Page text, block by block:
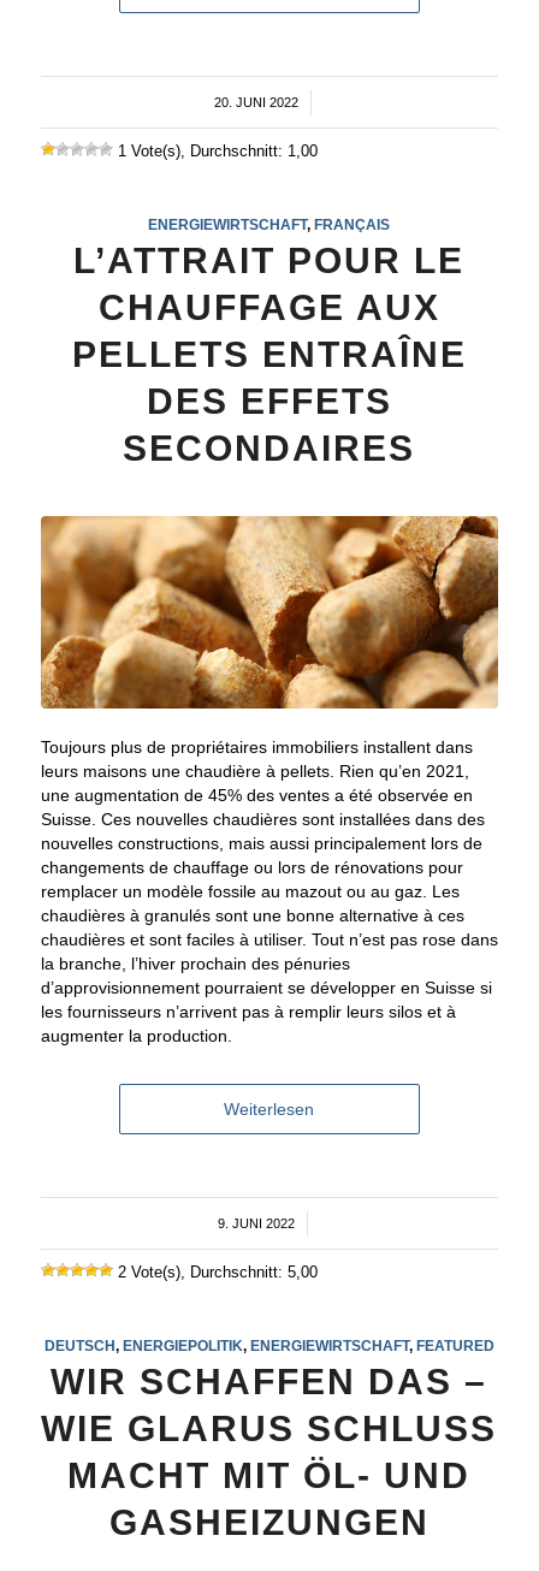
20. JUNI 2022
/
1 Vote(s), Durchschnitt: 1,00
ENERGIEWIRTSCHAFT, FRANÇAIS
L’ATTRAIT POUR LE
CHAUFFAGE AUX
PELLETS ENTRAÎNE
DES EFFETS
SECONDAIRES
Toujours plus de propriétaires immobiliers installent dans
leurs maisons une chaudière à pellets. Rien qu’en 2021,
une augmentation de 45% des ventes a été observée en
Suisse. Ces nouvelles chaudières sont installées dans des
nouvelles constructions, mais aussi principalement lors de
changements de chauffage ou lors de rénovations pour
remplacer un modèle fossile au mazout ou au gaz. Les
chaudières à granulés sont une bonne alternative à ces
chaudières et sont faciles à utiliser. Tout n’est pas rose dans
la branche, l’hiver prochain des pénuries
d’approvisionnement pourraient se développer en Suisse si
les fournisseurs n’arrivent pas à remplir leurs silos et à
augmenter la production.
Weiterlesen
9. JUNI 2022
/
2 Vote(s), Durchschnitt: 5,00
DEUTSCH, ENERGIEPOLITIK, ENERGIEWIRTSCHAFT, FEATURED
WIR SCHAFFEN DAS –
WIE GLARUS SCHLUSS
MACHT MIT ÖL- UND
GASHEIZUNGEN